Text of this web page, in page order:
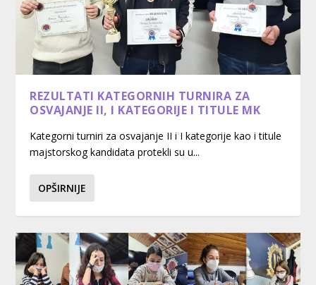
REZULTATI KATEGORNIH TURNIRA ZA
OSVAJANJE II, I KATEGORIJE I TITULE MK
Kategorni turniri za osvajanje II i I kategorije kao i titule
majstorskog kandidata protekli su u...
OPŠIRNIJE